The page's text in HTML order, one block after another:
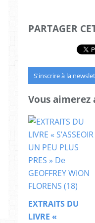
PARTAGER
S'inscrire à la
Vous aimerez
EXTRAITS DU
LIVRE «